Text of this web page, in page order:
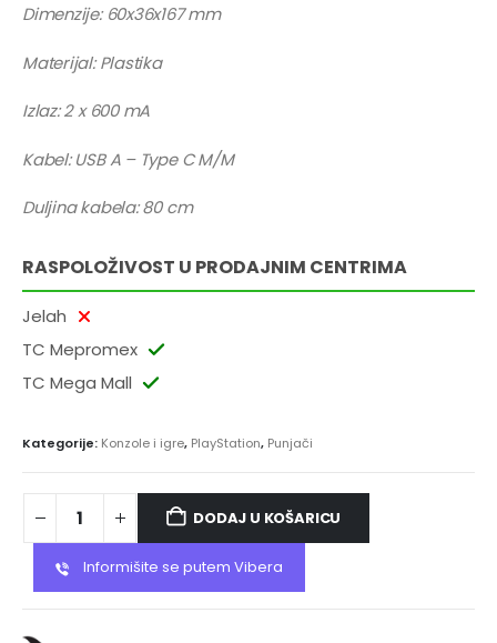
Dimenzije: 60x36x167 mm
Materijal: Plastika
Izlaz: 2 x 600 mA
Kabel: USB A – Type C M/M
Duljina kabela: 80 cm
RASPOLOŽIVOST U PRODAJNIM CENTRIMA
Jelah
TC Mepromex
TC Mega Mall
Kategorije: Konzole i igre, PlayStation, Punjači
DODAJ U KOŠARICU
Informišite se putem Vibera